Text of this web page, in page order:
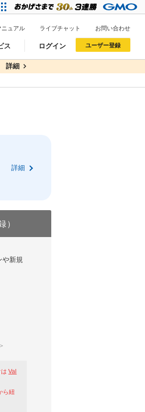
ス
ニュアル ライブチャット お問い合わせ
ログイン ユーザー登録
詳細
詳細
）
や新規
はVal
ら紐